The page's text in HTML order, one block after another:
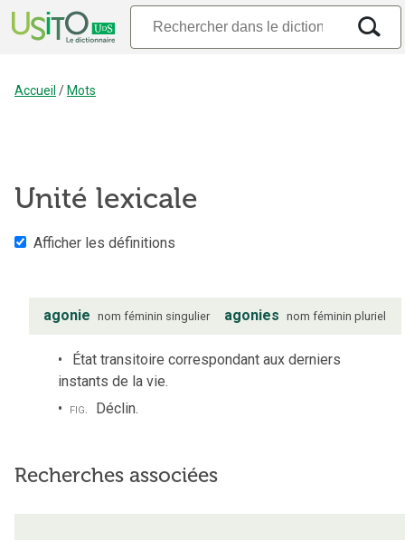
Accueil / Mots
Unité lexicale
Afficher les définitions
agonie nom féminin singulier agonies nom féminin pluriel
État transitoire correspondant aux derniers
instants de la vie.
fig. Déclin.
Recherches associées